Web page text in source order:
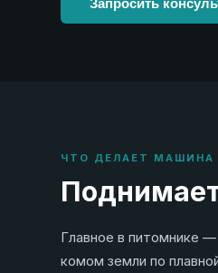
Запросить
ЧТО ДЕЛАЕТ МАШИНА
Главное в питомнике
комом земли по